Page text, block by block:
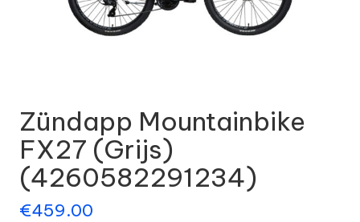
Zündapp Mountainbike
FX27 (Grijs)
(4260582291234)
€459.00